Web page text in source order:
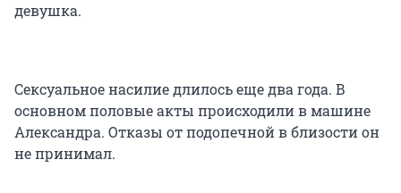
девушка.
Сексуальное насилие длилось еще два года. В
основном половые акты происходили в машине
Александра. Отказы от подопечной в близости он
не принимал.